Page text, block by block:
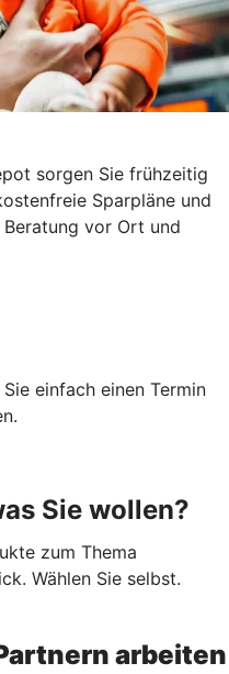
sorgen Sie frühzeitig
Sparpläne und
vor Ort und
einfach einen Termin
Sie wollen?
zum Thema
Wählen Sie selbst.
arbeiten